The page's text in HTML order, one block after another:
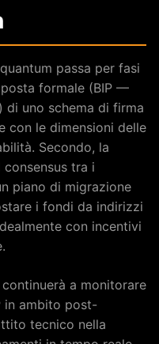
passa per fasi
formale (BIP —
di uno schema di firma
con le dimensioni delle
Secondo, la
tra i
piano di migrazione
i fondi da indirizzi
con incentivi
continuerà a monitorare
in ambito post-
tecnico nella